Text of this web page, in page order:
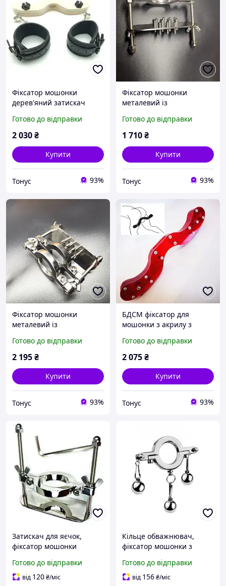
Фіксатор мошонки
дерев'яний затискач
манжетами на щиколотки
для БДСМ середній
Готово до відправки
2 030₴
Купити
Тонус 93%
Фіксатор мошонки
металевий із
мм і притискною
пластиною з шипами
Готово до відправки
1 710₴
Купити
Тонус 93%
Фіксатор мошонки
металевий із
кільцями по 35 мм і
притискною пластиною з
Готово до відправки
2 195₴
Купити
Тонус 93%
БДСМ фіксатор для
мошонки з акрилу з
Готово до відправки
2 075₴
Купити
Тонус 93%
Затискач для яєчок,
фіксатор мошонки
сталь
Готово до відправки
від 120₴/міс
Кільце обважнювач,
фіксатор мошонки з
Weight Ball з медичної
сталі
Готово до відправки
від 156₴/міс